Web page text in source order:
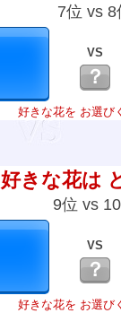
7位 vs 8
VS
？
好きな花を お選び
好きな花は
9位 vs
VS
？
好きな花を お選び